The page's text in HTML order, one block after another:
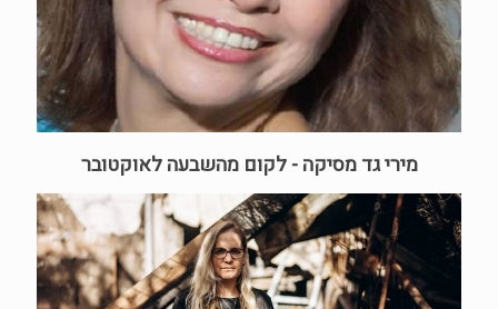
מירי גד מסיקה - לקום מהשבעה לאוקטובר